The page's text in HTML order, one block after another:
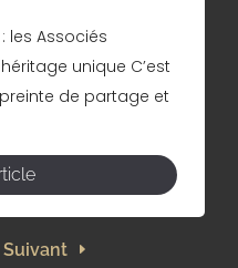
les Associés
unique C’est
de partage et
Suivant